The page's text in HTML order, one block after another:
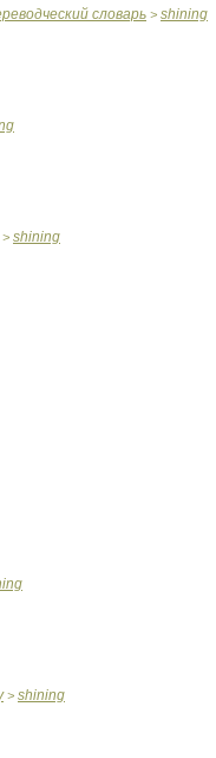
словарь > shining
> shining
> shining